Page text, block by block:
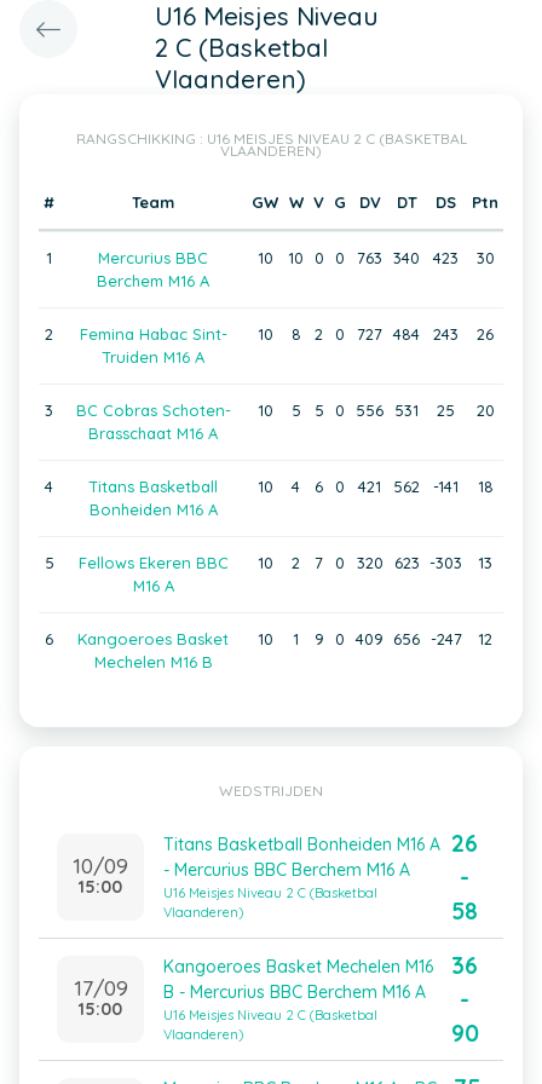
U16 Meisjes Niveau
2 C (Basketbal
Vlaanderen)
RANGSCHIKKING : U16 MEISJES NIVEAU 2 C (BASKETBAL
VLAANDEREN)
# Team GW W V G DV DT DS Ptn
1
Mercurius BBC
Berchem M16 A
10 10 0 0 763 340 423 30
2
Femina Habac Sint-
Truiden M16 A
10 8 2 0 727 484 243 26
3
BC Cobras Schoten-
Brasschaat M16 A
10 5 5 0 556 531 25 20
4
Titans Basketball
Bonheiden M16 A
10 4 6 0 421 562 -141 18
5
Fellows Ekeren BBC
M16 A
10 2 7 0 320 623 -303 13
6
Kangoeroes Basket
Mechelen M16 B
10 1 9 0 409 656 -247 12
WEDSTRIJDEN
10/09
15:00
Titans Basketball Bonheiden M16 A
- Mercurius BBC Berchem M16 A
U16 Meisjes Niveau 2 C (Basketbal
Vlaanderen)
26
-
58
17/09
15:00
Kangoeroes Basket Mechelen M16
B - Mercurius BBC Berchem M16 A
U16 Meisjes Niveau 2 C (Basketbal
Vlaanderen)
36
-
90